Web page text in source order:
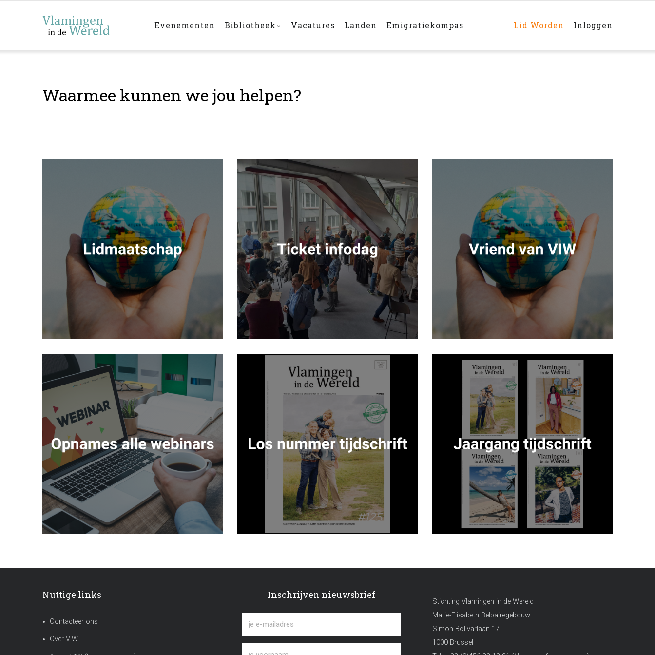
Main
Evenementen Bibliotheek Vacatures Landen Emigratiekompas
Main
rechts
Lid Worden Inloggen
Waarmee kunnen we jou helpen?
Nuttige links
Contacteer ons
Over VIW
Inschrijven nieuwsbrief
Stichting Vlamingen in de Wereld
Marie-Elisabeth Belpairegebouw
Simon Bolivarlaan 17
1000 Brussel